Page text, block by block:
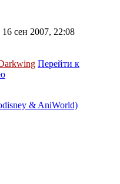
сен 2007, 22:08
Перейти к
& AniWorld)